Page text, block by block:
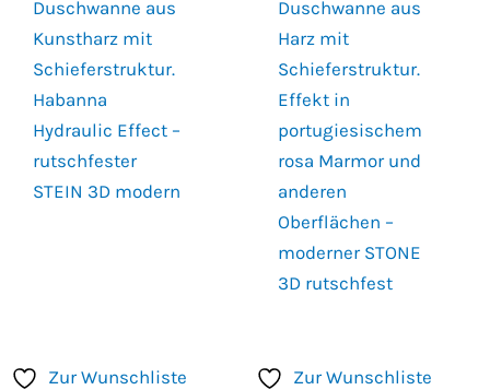
Duschwanne aus
Kunstharz mit
Schieferstruktur.
Habanna
Hydraulic Effect –
rutschfester
STEIN 3D modern
Duschwanne aus
Harz mit
Schieferstruktur.
Effekt in
portugiesischem
rosa Marmor und
anderen
Oberflächen –
moderner STONE
3D rutschfest
Zur Wunschliste
Zur Wunschliste